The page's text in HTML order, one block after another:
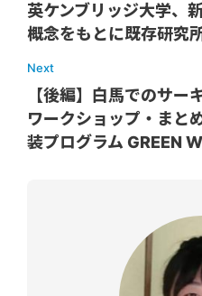
英ケンブリッジ大学、
概念をもとに既存研究
Next
【後編】白馬でのサー
ワークショップ・まと
装プログラム GREEN